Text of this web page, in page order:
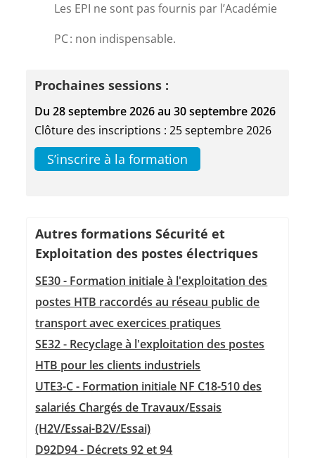
Les EPI ne sont pas fournis par l’Académie
PC : non indispensable.
Prochaines sessions :
Du 28 septembre 2026 au 30 septembre 2026
Clôture des inscriptions : 25 septembre 2026
S’inscrire à la formation
Autres formations Sécurité et
Exploitation des postes électriques
SE30 - Formation initiale à l'exploitation des
postes HTB raccordés au réseau public de
transport avec exercices pratiques
SE32 - Recyclage à l'exploitation des postes
HTB pour les clients industriels
UTE3-C - Formation initiale NF C18-510 des
salariés Chargés de Travaux/Essais
(H2V/Essai-B2V/Essai)
D92D94 - Décrets 92 et 94